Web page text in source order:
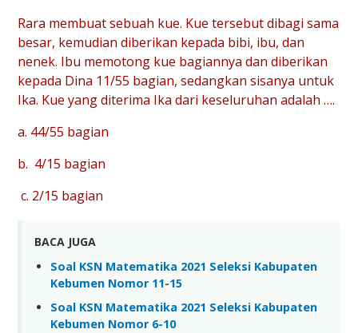
Rara membuat sebuah kue. Kue tersebut dibagi sama
besar, kemudian diberikan kepada bibi, ibu, dan
nenek. Ibu memotong kue bagiannya dan diberikan
kepada Dina 11/55 bagian, sedangkan sisanya untuk
Ika. Kue yang diterima Ika dari keseluruhan adalah ….
a. 44/55 bagian
b. 4/15 bagian
c. 2/15 bagian
BACA JUGA
Soal KSN Matematika 2021 Seleksi Kabupaten
Kebumen Nomor 11-15
Soal KSN Matematika 2021 Seleksi Kabupaten
Kebumen Nomor 6-10